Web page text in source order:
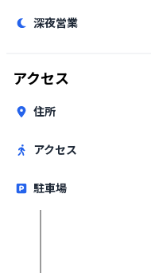
深夜営業
アクセス
住所
アクセス
駐車場